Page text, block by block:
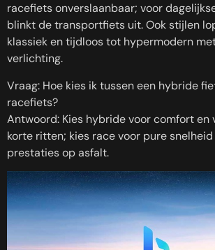
racefiets onverslaanbaar; voor
blinkt de transportfiets uit. Ook stijlen
klassiek en tijdloos tot hypermodern
verlichting.
Vraag: Hoe kies ik tussen een hybride
racefiets?
Antwoord: Kies hybride voor comfort en
korte ritten; kies race voor pure
prestaties op asfalt.